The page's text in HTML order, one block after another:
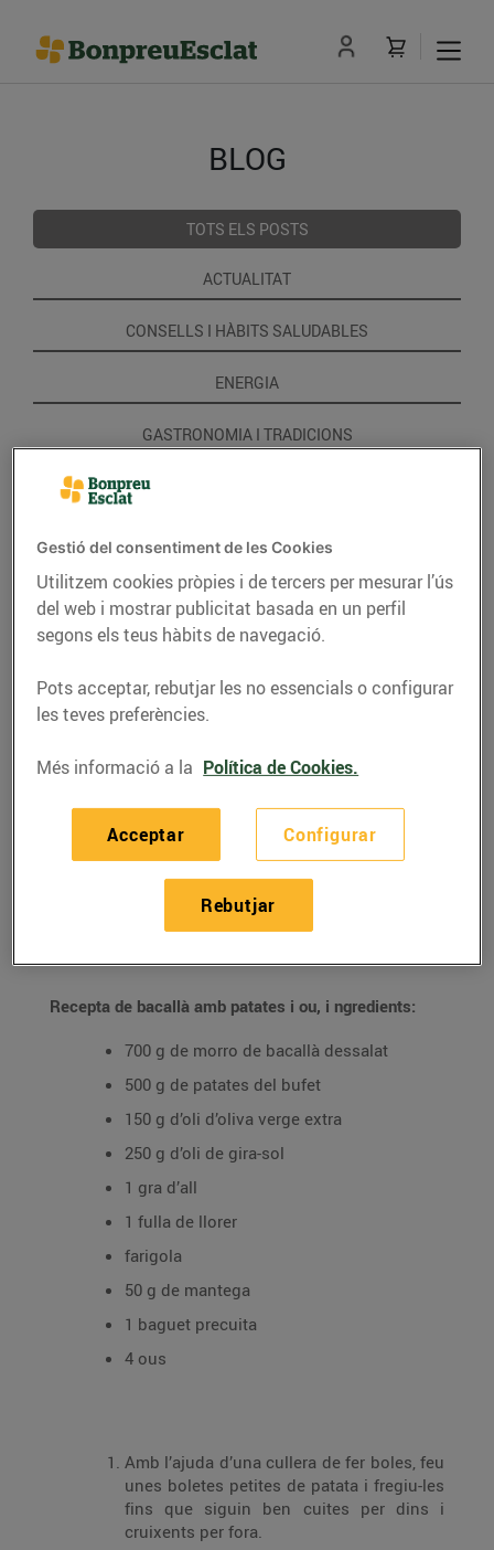
BLOG
TOTS ELS POSTS
ACTUALITAT
CONSELLS I HÀBITS SALUDABLES
ENERGIA
GASTRONOMIA I TRADICIONS
RECEPTES
Recepta de bacallà amb
patates i ou
02/de març/2020
Recepta de bacallà amb patates i ou, i ngredients:
700 g de morro de bacallà dessalat
500 g de patates del bufet
150 g d’oli d’oliva verge extra
250 g d’oli de gira-sol
1 gra d’all
1 fulla de llorer
farigola
50 g de mantega
1 baguet precuita
4 ous
Amb l’ajuda d’una cullera de fer boles, feu
unes boletes petites de patata i fregiu-les
fins que siguin ben cuites per dins i
cruixents per fora.
Gestió del consentiment de les Cookies
Utilitzem cookies pròpies i de tercers per mesurar l’ús
del web i mostrar publicitat basada en un perfil
segons els teus hàbits de navegació.
Pots acceptar, rebutjar les no essencials o configurar
les teves preferències.
Més informació a la Política de Cookies.
Configurar
Rebutjar
Acceptar